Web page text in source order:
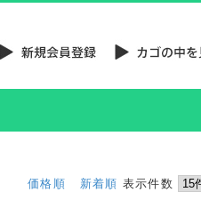
価格順 新着順 表示件数